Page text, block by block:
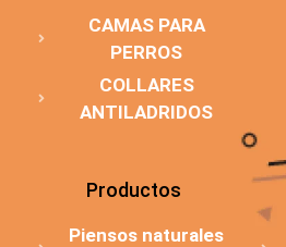
CAMAS PARA
PERROS
COLLARES
ANTILADRIDOS
Productos
Piensos naturales